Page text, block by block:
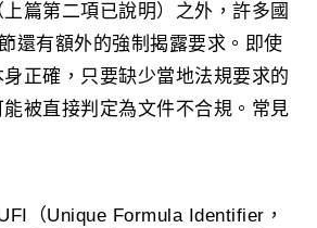
篇第二項已說明）之外，許多國
還有額外的強制揭露要求。即使
正確，只要缺少當地法規要求的
被直接判定為文件不合規。常見
（Unique Formula Identifier，